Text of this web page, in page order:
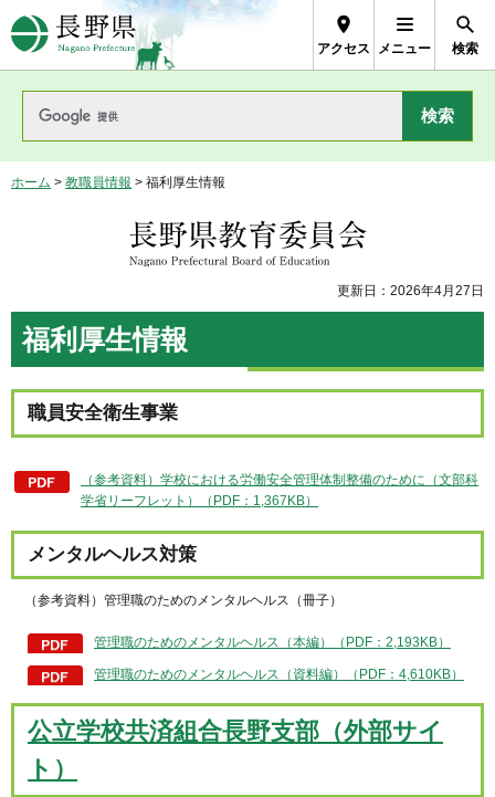
長野県Nagano Prefecture
アクセス メニュー 検索
ホーム > 教職員情報 > 福利厚生情報
長野県教育委員会
更新日：2026年4月27日
福利厚生情報
職員安全衛生事業
（参考資料）学校における労働安全管理体制整備のために（文部科
学省リーフレット）（PDF：1,367KB）
メンタルヘルス対策
（参考資料）管理職のためのメンタルヘルス（冊子）
管理職のためのメンタルヘルス（本編）（PDF：2,193KB）
管理職のためのメンタルヘルス（資料編）（PDF：4,610KB）
公立学校共済組合長野支部（外部サイ
ト）